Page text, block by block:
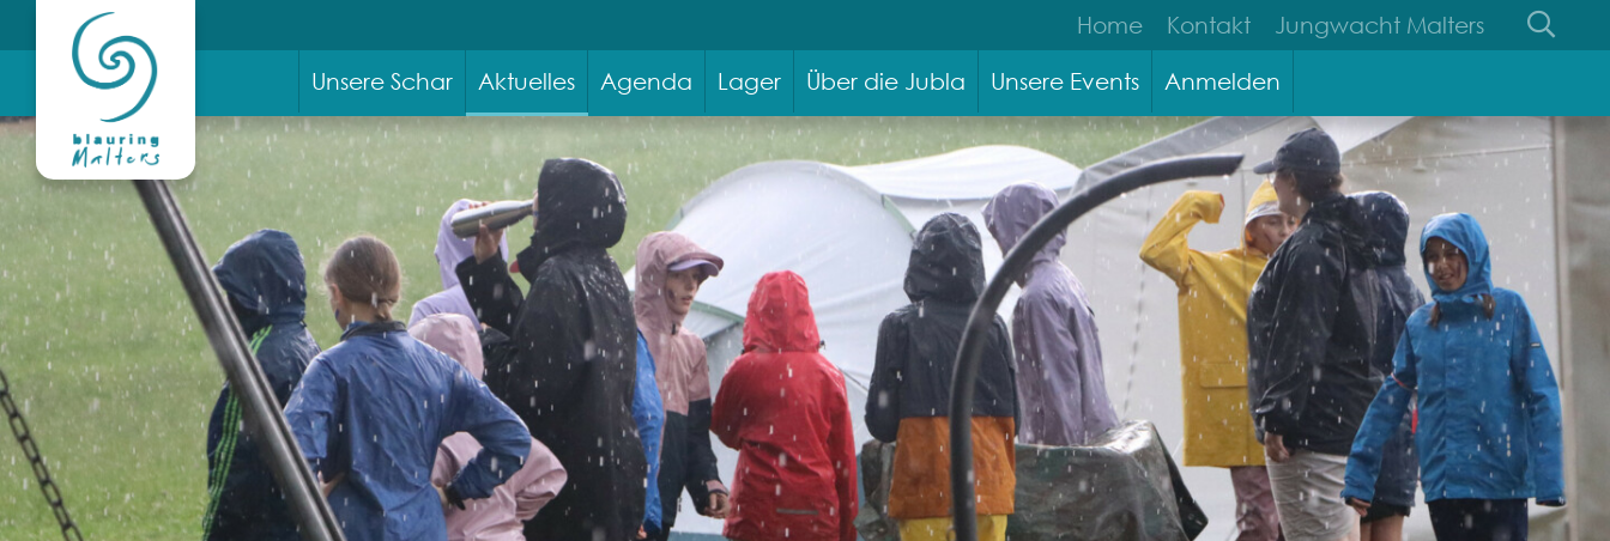
Home Kontakt Jungwacht Malters
Unsere Schar Aktuelles Agenda Lager Über die Jubla Unsere Events Anmelden